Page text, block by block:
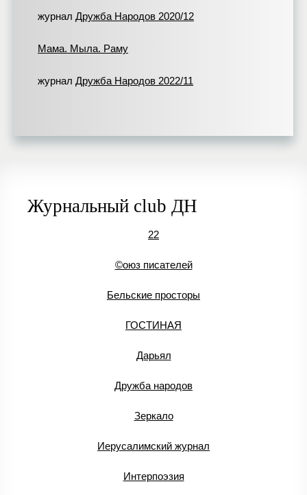
журнал Дружба Народов 2020/12
Мама. Мыла. Раму
журнал Дружба Народов 2022/11
Журнальный club ДН
22
©оюз писателей
Бельские просторы
ГОСТИНАЯ
Дарьял
Дружба народов
Зеркало
Иерусалимский журнал
Интерпоэзия